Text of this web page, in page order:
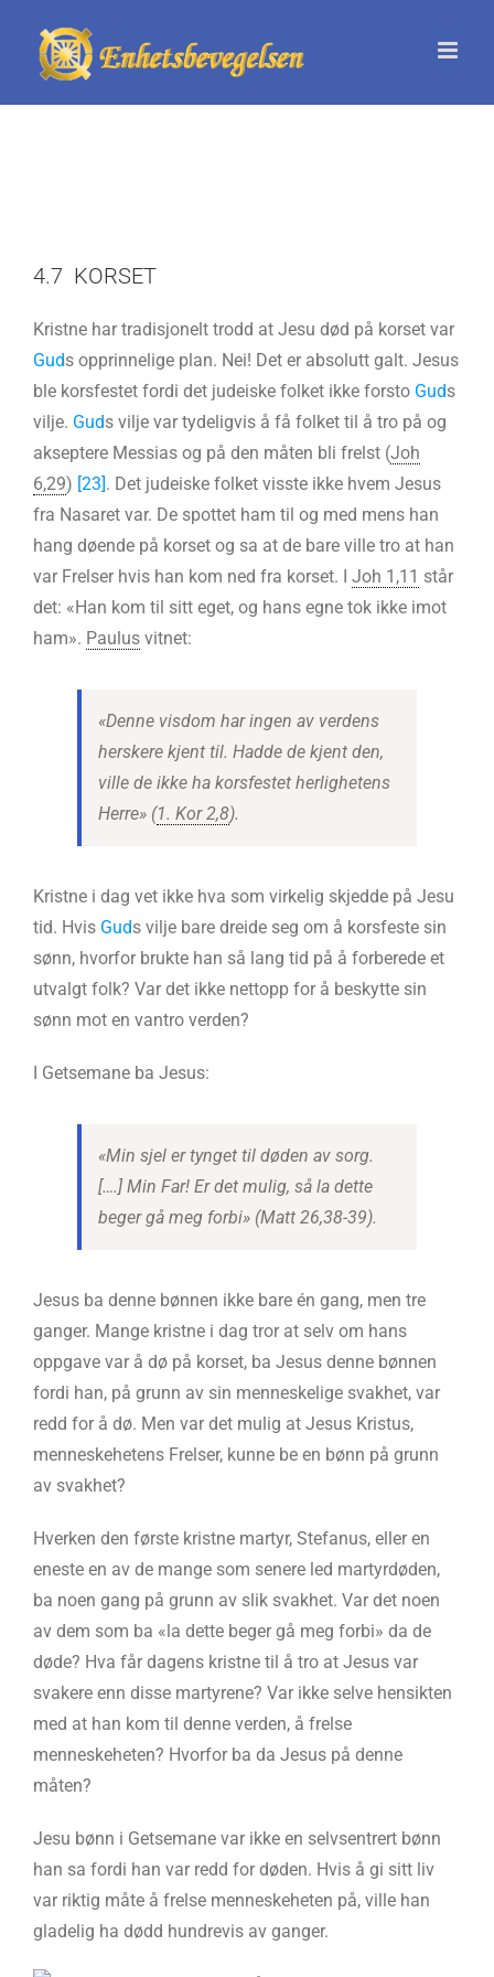
content
4.7 KORSET
Kristne har tradisjonelt trodd at Jesu død på korset var
Guds opprinnelige plan. Nei! Det er absolutt galt. Jesus
ble korsfestet fordi det judeiske folket ikke forsto Guds
vilje. Guds vilje var tydeligvis å få folket til å tro på og
akseptere Messias og på den måten bli frelst (Joh
6,29) [23]. Det judeiske folket visste ikke hvem Jesus
fra Nasaret var. De spottet ham til og med mens han
hang døende på korset og sa at de bare ville tro at han
var Frelser hvis han kom ned fra korset. I Joh 1,11 står
det: «Han kom til sitt eget, og hans egne tok ikke imot
ham». Paulus vitnet:
«Denne visdom har ingen av verdens
herskere kjent til. Hadde de kjent den,
ville de ikke ha korsfestet herlighetens
Herre» (1. Kor 2,8).
Kristne i dag vet ikke hva som virkelig skjedde på Jesu
tid. Hvis Guds vilje bare dreide seg om å korsfeste sin
sønn, hvorfor brukte han så lang tid på å forberede et
utvalgt folk? Var det ikke nettopp for å beskytte sin
sønn mot en vantro verden?
I Getsemane ba Jesus:
«Min sjel er tynget til døden av sorg.
[….] Min Far! Er det mulig, så la dette
beger gå meg forbi» (Matt 26,38-39).
Jesus ba denne bønnen ikke bare én gang, men tre
ganger. Mange kristne i dag tror at selv om hans
oppgave var å dø på korset, ba Jesus denne bønnen
fordi han, på grunn av sin menneskelige svakhet, var
redd for å dø. Men var det mulig at Jesus Kristus,
menneskehetens Frelser, kunne be en bønn på grunn
av svakhet?
Hverken den første kristne martyr, Stefanus, eller en
eneste en av de mange som senere led martyrdøden,
ba noen gang på grunn av slik svakhet. Var det noen
av dem som ba «la dette beger gå meg forbi» da de
døde? Hva får dagens kristne til å tro at Jesus var
svakere enn disse martyrene? Var ikke selve hensikten
med at han kom til denne verden, å frelse
menneskeheten? Hvorfor ba da Jesus på denne
måten?
Jesu bønn i Getsemane var ikke en selvsentrert bønn
han sa fordi han var redd for døden. Hvis å gi sitt liv
var riktig måte å frelse menneskeheten på, ville han
gladelig ha dødd hundrevis av ganger.